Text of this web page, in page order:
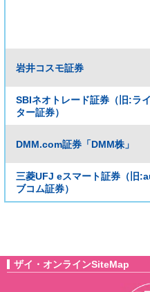
岩井コスモ証券
SBIネオトレード証券（旧:ラ
ター証券）
DMM.com証券「DMM株」
三菱UFJ eスマート証券（旧
ブコム証券）
ザイ・オンラインSiteMap